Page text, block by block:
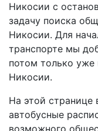
Никосии с
задачу поиска
Никосии. Для
транспорте мы
потом только уже
Никосии.
На этой странице
автобусные
возможного